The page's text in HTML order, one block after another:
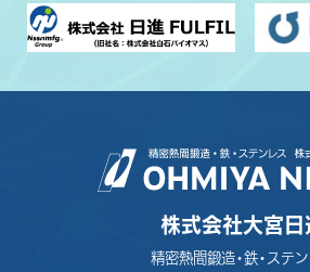
株式会社大宮
精密熱間鍛造・鉄・ステ